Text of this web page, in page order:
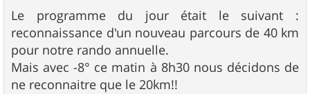
s
s
a
g
e
Le programme du jour était le suivant :
reconnaissance d'un nouveau parcours de 40 km
pour notre rando annuelle.
Mais avec -8° ce matin à 8h30 nous décidons de
ne reconnaitre que le 20km!!